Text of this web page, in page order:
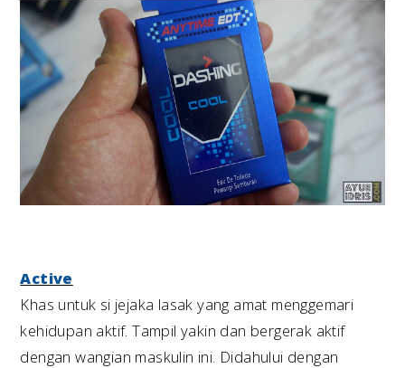
Active
Khas untuk si jejaka lasak yang amat menggemari
kehidupan aktif. Tampil yakin dan bergerak aktif
dengan wangian maskulin ini. Didahului dengan